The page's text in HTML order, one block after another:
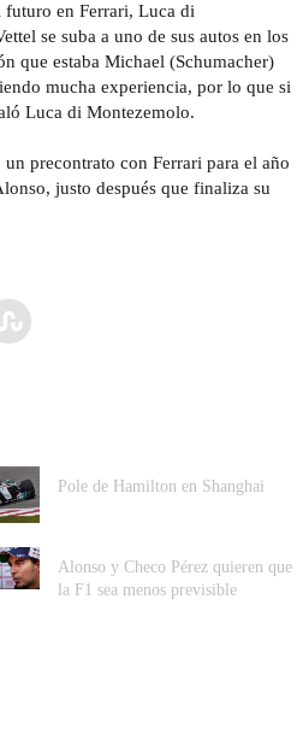
futuro en Ferrari, Luca di
se suba a uno de sus autos en los
que estaba Michael (Schumacher)
mucha experiencia, por lo que si
Luca di Montezemolo.
precontrato con Ferrari para el año
justo después que finaliza su
Pole de Hamilton en Shanghai
Alonso y Checo Pérez quieren que
la F1 sea menos previsible